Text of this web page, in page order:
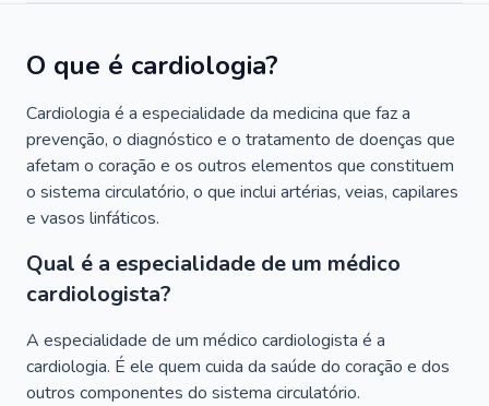
O que é cardiologia?
Cardiologia é a especialidade da medicina que faz a
prevenção, o diagnóstico e o tratamento de doenças que
afetam o coração e os outros elementos que constituem
o sistema circulatório, o que inclui artérias, veias, capilares
e vasos linfáticos.
Qual é a especialidade de um médico
cardiologista?
A especialidade de um médico cardiologista é a
cardiologia. É ele quem cuida da saúde do coração e dos
outros componentes do sistema circulatório.